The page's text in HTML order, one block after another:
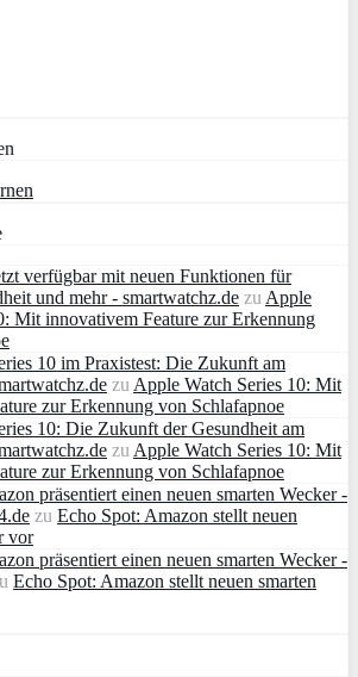
verfügbar mit neuen Funktionen für
und mehr - smartwatchz.de zu Apple
Mit innovativem Feature zur Erkennung
10 im Praxistest: Die Zukunft am
zu Apple Watch Series 10: Mit
zur Erkennung von Schlafapnoe
10: Die Zukunft der Gesundheit am
zu Apple Watch Series 10: Mit
zur Erkennung von Schlafapnoe
präsentiert einen neuen smarten Wecker -
zu Echo Spot: Amazon stellt neuen
vor
präsentiert einen neuen smarten Wecker -
Echo Spot: Amazon stellt neuen smarten